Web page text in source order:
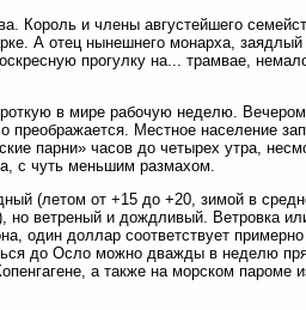
Король и члены августейшего
А отец нынешнего монарха,
прогулку на... трамвае,
в мире рабочую неделю.
преображается. Местное население
парни» часов до четырех утра,
с чуть меньшим размахом.
(летом от +15 до +20, зимой в
но ветреный и дождливый. Ветровка
один доллар соответствует
до Осло можно дважды в неделю
а также на морском пароме